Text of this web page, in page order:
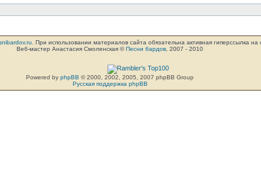
. При использовании материалов сайта обязательна активная гиперссылка
Веб-мастер Анастасия Смоленская ©Песни бардов , 2007 - 2010
Powered by phpBB © 2000, 2002, 2005, 2007 phpBB Group
Русская поддержка phpBB